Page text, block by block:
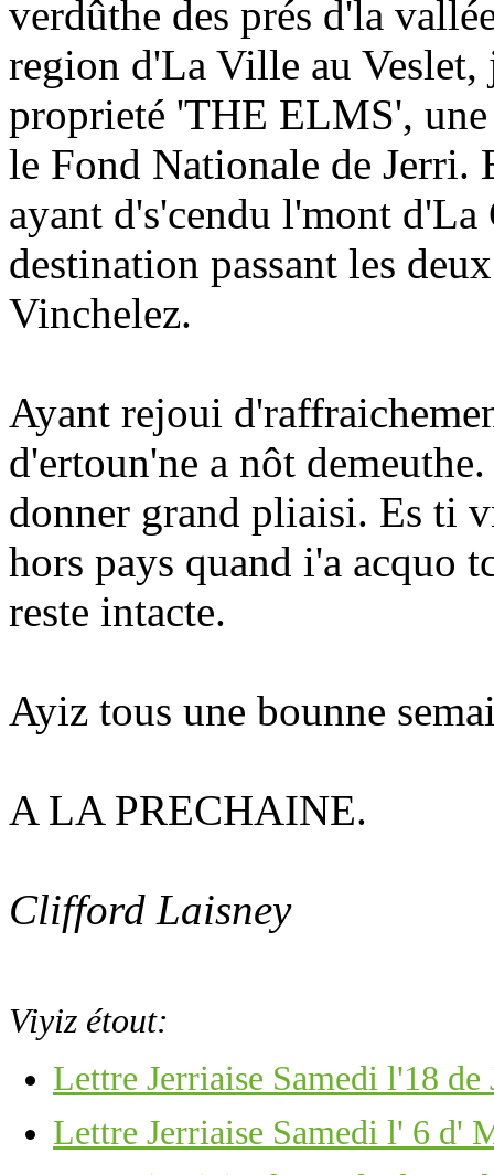
verdûthe des prés d'la
region d'La Ville au Veslet,
proprieté 'THE ELMS', une
le Fond Nationale de Jerri.
ayant d's'cendu l'mont
destination passant les
Vinchelez.
Ayant rejoui
d'ertoun'ne a nôt
donner grand pliaisi. Es ti
hors pays quand i'a acquo
reste intacte.
Ayiz tous une bounne
A LA PRECHAINE.
Clifford Laisney
Viyiz étout:
Lettre Jerriaise Samedi l'18 de
Lettre Jerriaise Samedi l' 6 d'